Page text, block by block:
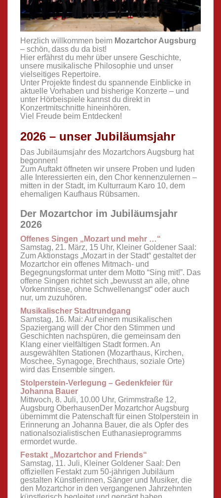
Herzlich willkommen beim Mozartchor Augsburg
– schön, dass du da bist!
Hier erfährst du mehr über unsere Geschichte,
unsere musikalische Philosophie und unser
vielseitiges Repertoire.
Unter Projekte findest du spannende Einblicke in
aktuelle Vorhaben und bisherige Konzerte – und
unter Hörbeispiele kannst du direkt in
Konzertmitschnitte hineinhören.
Viel Freude beim Entdecken!
2026 – unser Jubiläumsjahr
Das Jubiläumsjahr des Mozartchors Augsburg hat
begonnen!
Zum Auftakt öffneten wir unsere Proben und luden
alle Interessierten ein, den Chor kennenzulernen –
mitten in der Stadt, im Kulturraum Karo 10, dem
ehemaligen Kaufhaus Rübsamen.
Der Mozartchor im Jubiläumsjahr
2026
Offenes Singen „Mozart und mehr …“
Samstag, 21. März, 15 Uhr, Kleiner Goldener Saal:
Zum Aktionstags „Mozart in der Stadt“ gestaltet der
Mozartchor ein offenes Mitmach- und
Begegnungsformat unter dem Motto “Sing mit!”. Das
offene Singen richtet sich „bewusst an alle, ohne
Vorkenntnisse, ohne Schwellenangst“ oder auch
nur, um zuzuhören.
Musikalischer Stadtrundgang
Samstag, 16. Mai: Auf einem musikalischen
Spaziergang will der Chor den Stimmen und
Geschichten nachspüren, die gemeinsam den
Klang einer vielfältigen Stadt formen. An
ausgewählten Stationen (Mozarthaus, Kirchen,
Moschee, Synagoge, Brechthaus, soziale Orte)
wird das Ensemble singen.
Stolperstein-Verlegung – Gedenkfeier für
Johanna Bauer
Mittwoch, 8. Juli, 10.00 Uhr, Grimmstraße 12,
Augsburg OberhausenDer Mozartchor Augsburg
übernimmt die Patenschaft für einen Stolperstein in
Erinnerung an Johanna Bauer, die als Opfer des
nationalsozialistischen Euthanasieprogramms
ermordet wurde.
Festakt „Mozartchor and Friends“
Samstag, 11. Juli, Kleiner Goldener Saal: Den
offiziellen Festakt zum 50-jährigen Jubiläum
gestalten Künstlerinnen, Sänger und Musiker, die
den Mozartchor in den vergangenen Jahrzehnten